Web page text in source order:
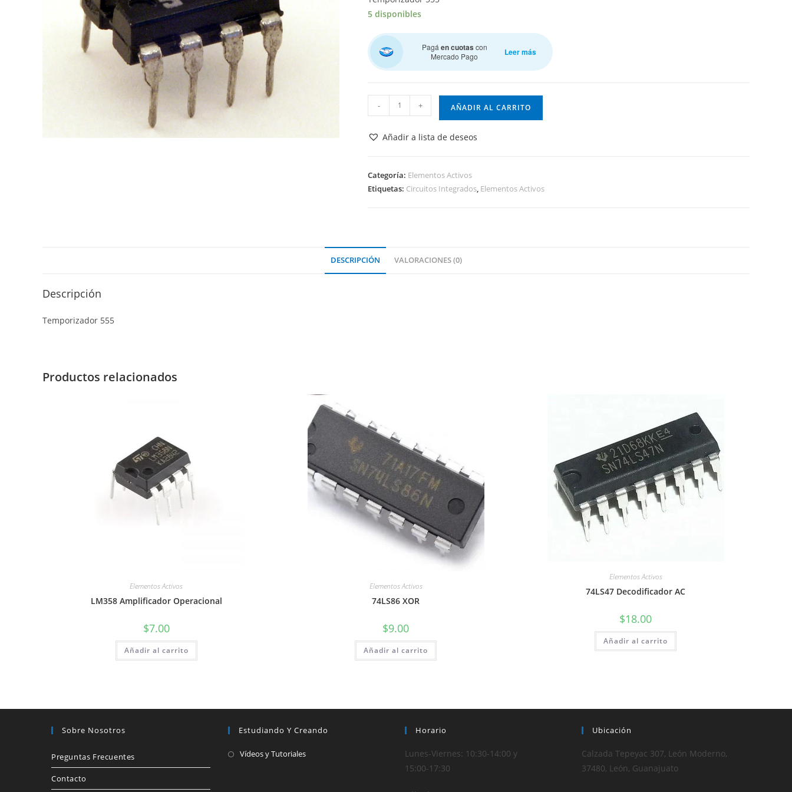
5 disponibles
Pagáen cuotas con
Mercado Pago
Leer más
Temporizador
555
cantidad
- + AÑADIR AL CARRITO
Añadir a lista de deseos
Categoría: Elementos Activos
Etiquetas: Circuitos Integrados, Elementos Activos
DESCRIPCIÓN VALORACIONES (0)
Descripción
Temporizador 555
Productos relacionados
Elementos Activos
LM358 Amplificador Operacional
$7.00
Añadir al carrito
Elementos Activos
74LS86 XOR
$9.00
Añadir al carrito
Elementos Activos
74LS47 Decodificador AC
$18.00
Añadir al carrito
Sobre Nosotros
Preguntas Frecuentes
Contacto
Estudiando Y Creando
Vídeos y Tutoriales
Horario
Lunes-Viernes: 10:30-14:00 y
15:00-17:30
Ubicación
Calzada Tepeyac 307, León Moderno,
37480, León, Guanajuato